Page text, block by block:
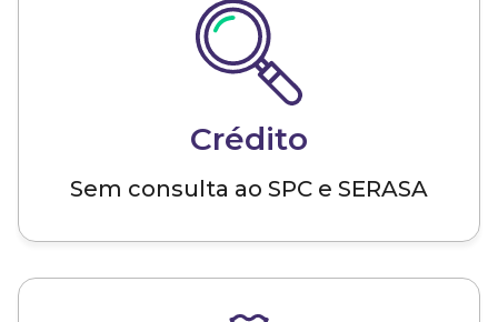
Crédito
Sem consulta ao SPC e SERASA